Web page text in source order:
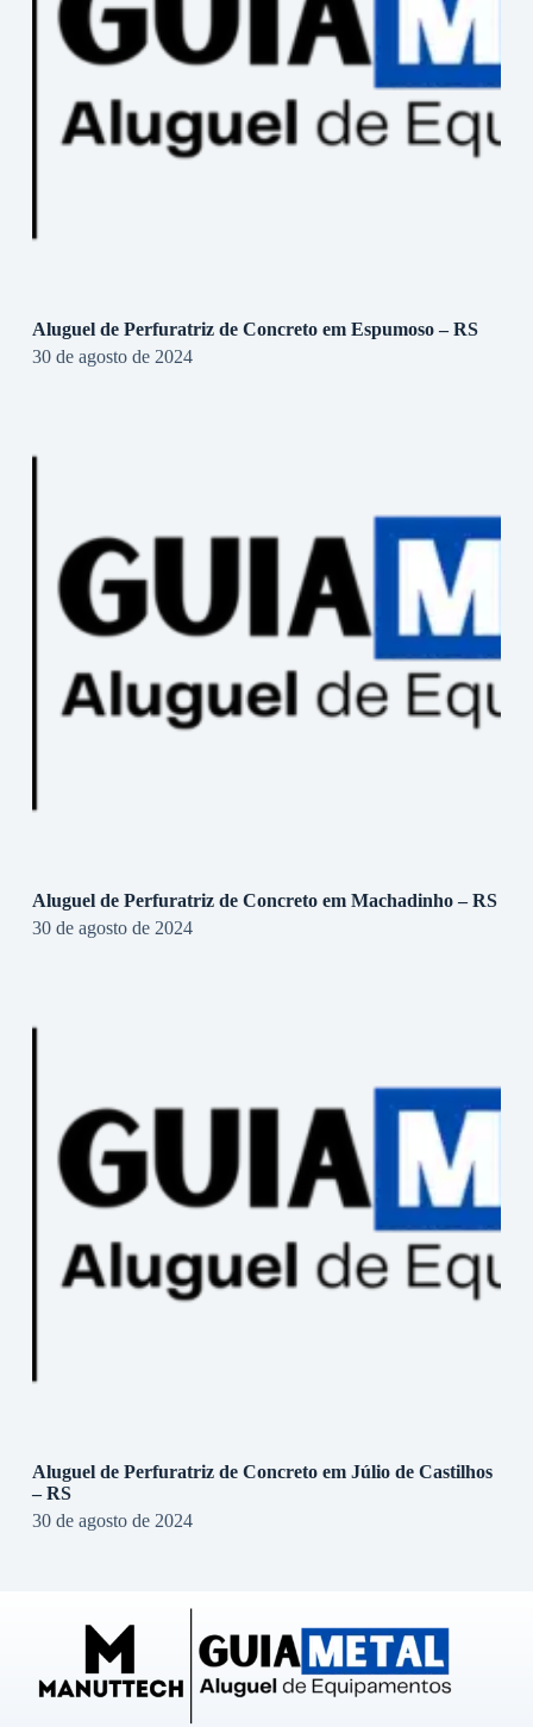
Aluguel de Perfuratriz de Concreto em Espumoso – RS
30 de agosto de 2024
Aluguel de Perfuratriz de Concreto em Machadinho – RS
30 de agosto de 2024
Aluguel de Perfuratriz de Concreto em Júlio de Castilhos
– RS
30 de agosto de 2024